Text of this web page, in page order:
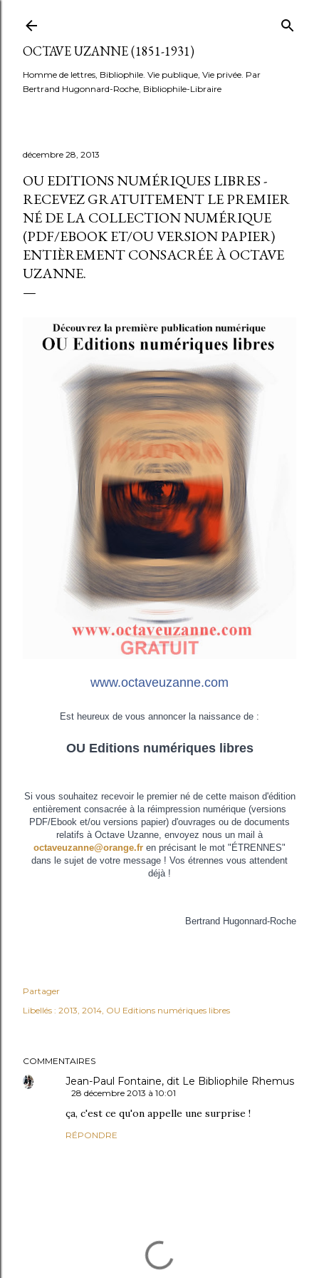
OCTAVE UZANNE (1851-1931)
Homme de lettres, Bibliophile. Vie publique, Vie privée. Par
Bertrand Hugonnard-Roche, Bibliophile-Libraire
décembre 28, 2013
OU EDITIONS NUMÉRIQUES LIBRES -
RECEVEZ GRATUITEMENT LE PREMIER
NÉ DE LA COLLECTION NUMÉRIQUE
(PDF/EBOOK ET/OU VERSION PAPIER)
ENTIÈREMENT CONSACRÉE À OCTAVE
UZANNE.
www.octaveuzanne.com
Est heureux de vous annoncer la naissance de :
OU Editions numériques libres
Si vous souhaitez recevoir le premier né de cette maison d'édition
entièrement consacrée à la réimpression numérique (versions
PDF/Ebook et/ou versions papier) d'ouvrages ou de documents
relatifs à Octave Uzanne, envoyez nous un mail à
octaveuzanne@orange.fr en précisant le mot "ÉTRENNES"
dans le sujet de votre message ! Vos étrennes vous attendent
déjà !
Bertrand Hugonnard-Roche
Partager
Libellés : 2013 2014 OU Editions numériques libres
COMMENTAIRES
Jean-Paul Fontaine, dit Le Bibliophile Rhemus
28 décembre 2013 à 10:01
ça, c'est ce qu'on appelle une surprise !
RÉPONDRE